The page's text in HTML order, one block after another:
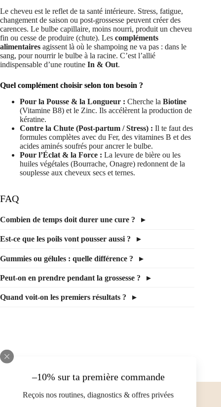
–10% sur ta première commande
Reçois nos routines, diagnostics & offres privées
Le cheveu est le reflet de ta santé intérieure. Stress, fatigue,
changement de saison ou post-grossesse peuvent créer des
carences. Le bulbe capillaire, moins nourri, produit un cheveu
fin ou cesse de produire (chute). Les compléments
alimentaires agissent là où le shampoing ne va pas : dans le
sang, pour nourrir le bulbe à la racine. C’est l’allié
indispensable d’une routine In & Out.
Quel complément choisir selon ton besoin ?
Pour la Pousse & la Longueur : Cherche la Biotine
(Vitamine B8) et le Zinc. Ils accélèrent la production de
kératine.
Contre la Chute (Post-partum / Stress) : Il te faut des
formules complètes avec du Fer, des vitamines B et des
acides aminés soufrés pour ancrer le bulbe.
Pour l’Éclat & la Force : La levure de bière ou les
huiles végétales (Bourrache, Onagre) redonnent de la
souplesse aux cheveux secs et ternes.
FAQ
Combien de temps doit durer une cure ?
Est-ce que les poils vont pousser aussi ?
Gummies ou gélules : quelle différence ?
Peut-on en prendre pendant la grossesse ?
Quand voit-on les premiers résultats ?